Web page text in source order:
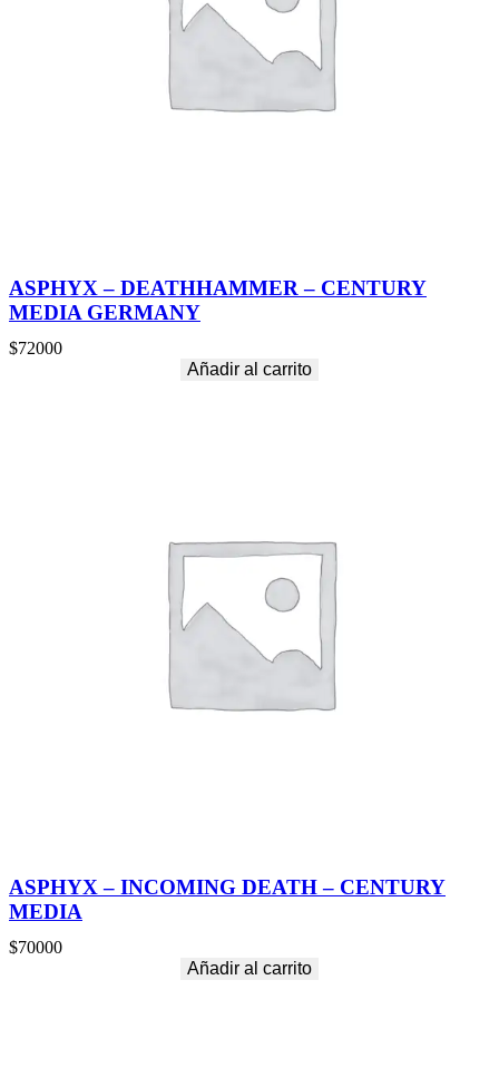
ASPHYX – DEATHHAMMER – CENTURY
MEDIA GERMANY
$72000
Añadir al carrito
ASPHYX – INCOMING DEATH – CENTURY
MEDIA
$70000
Añadir al carrito